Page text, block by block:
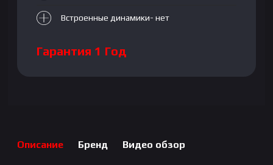
Встроенные динамики- нет
Гарантия 1 Год
Описание Бренд Видео обзор